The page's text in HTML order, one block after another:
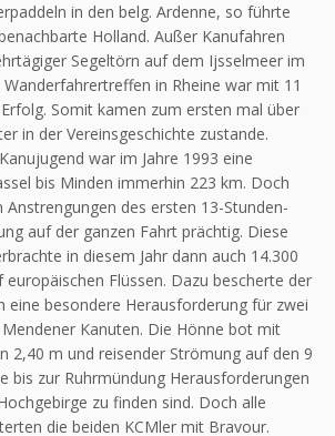
in den belg. Ardenne, so führte
Holland. Außer Kanufahren
Segeltörn auf dem Ijsselmeer im
in Rheine war mit 11
Somit kamen zum ersten mal über
in der Vereinsgeschichte zustande.
war im Jahre 1993 eine
bis Minden immerhin 223 km. Doch
des ersten 13-Stunden-
auf der ganzen Fahrt prächtig. Diese
in diesem Jahr dann auch 14.300
Flüssen. Dazu bescherte der
eine besondere Herausforderung für zwei
Kanuten. Die Hönne bot mit
2,40 m und reisender Strömung auf den 9
bis zur Ruhrmündung Herausforderungen
zu finden sind. Doch alle
die beiden KCMler mit Bravour.